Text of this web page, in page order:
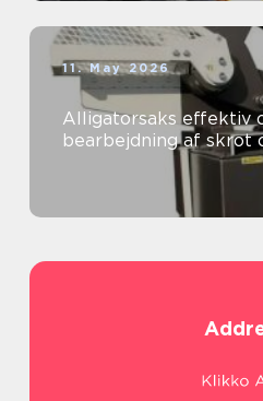
11. May 2026
Alligatorsaks effektiv og sikker
bearbejdning af skrot